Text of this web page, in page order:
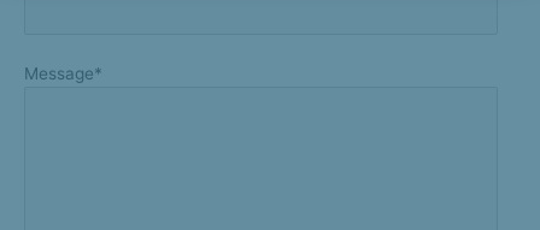
Message*